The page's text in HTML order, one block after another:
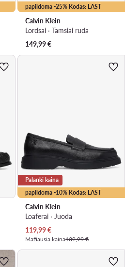
papildoma -25% Kodas: LAST
Calvin Klein
Lordsai · Tamsiai ruda
149,99€
papildoma -10% Kodas: LAST
Palanki kaina
Calvin Klein
Loaferai · Juoda
Dabartinė kaina
119,99€
Mažiausia kaina139,99 €